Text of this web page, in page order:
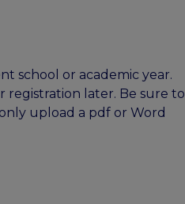
school or academic year.
registration later. Be sure to
upload a pdf or Word